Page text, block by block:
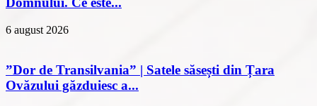
6 august 2026
”Dor de Transilvania” | Satele săsești din Țara
Ovăzului găzduiesc a...